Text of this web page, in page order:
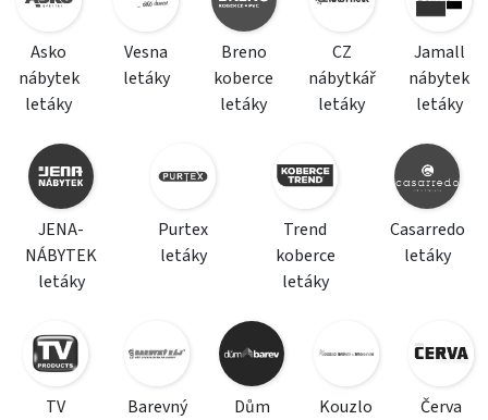
Asko
nábytek
letáky
Vesna
letáky
Breno
koberce
letáky
CZ
nábytkář
letáky
Jamall
nábytek
letáky
JENA-
NÁBYTEK
letáky
Purtex
letáky
Trend
koberce
letáky
Casarredo
letáky
TV
Barevný
Dům
Kouzlo
Červa